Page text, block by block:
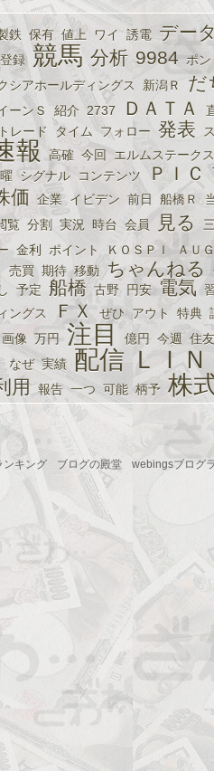
鉄 保有 値上 ワイ 誘電 デー
登録 競馬 分析 9984 ポン
シアホールディングス 新潟Ｒ だ
ーンＳ 紹介 2737 ＤＡＴＡ
レード タイム フォロー 発表
報 高確 今回 エルムステークス
シグナル コンテンツ ＰＩＣ
価 企業 イビデン 前日 船橋Ｒ
覧 分割 実況 時台 会員 見る
金利 ポイント ＫＯＳＰＩ ＡＵ
売買 期待 移動 ちゃんねる
予定 船橋 古野 円安 電気
ングス ＦＸ ぜひ アウト 特典
画像 万円 注目 億円 今週 住友
なぜ 実績 配信 ＬＩＮ
用 報告 一つ 可能 柄予 株
ンキング ブログの殿堂 webingsブログ